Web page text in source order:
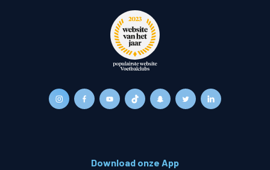
Download onze App